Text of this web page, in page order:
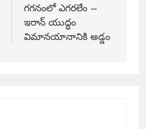
గగనంలో ఎగరలేం –
ఇరాన్ యుద్ధం
విమానయానానికి అడ్డం